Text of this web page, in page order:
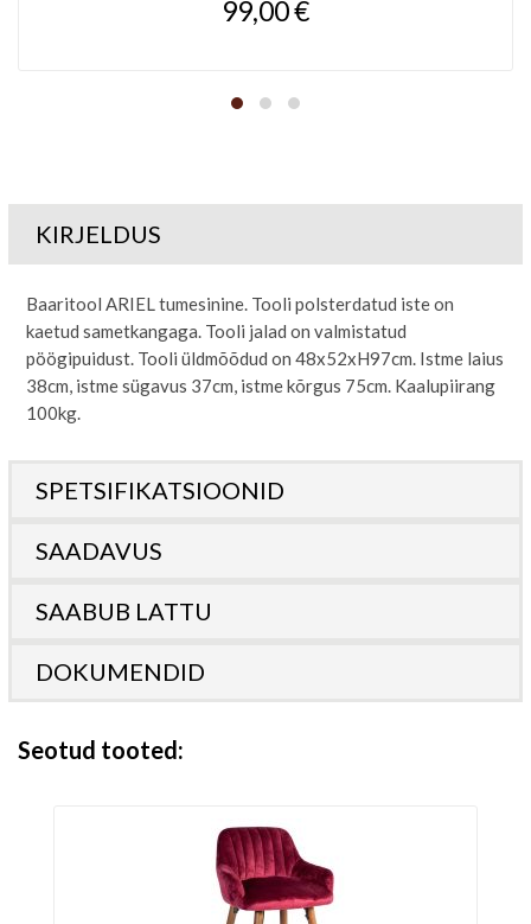
99,00 €
KIRJELDUS
Baaritool ARIEL tumesinine. Tooli polsterdatud iste on
kaetud sametkangaga. Tooli jalad on valmistatud
pöögipuidust. Tooli üldmõõdud on 48x52xH97cm. Istme laius
38cm, istme sügavus 37cm, istme kõrgus 75cm. Kaalupiirang
100kg.
SPETSIFIKATSIOONID
SAADAVUS
SAABUB LATTU
DOKUMENDID
Seotud tooted